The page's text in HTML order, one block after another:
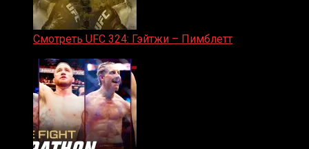
Смотреть UFC 324: Гэйтжи – Пимблетт